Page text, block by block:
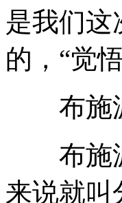
是我们这
的，“觉
布施
布施波
来说就叫